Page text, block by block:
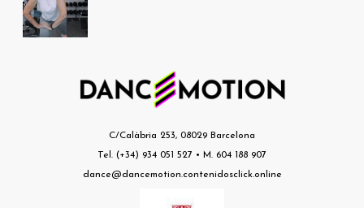
C/Calàbria 253, 08029 Barcelona
Tel. (+34) 934 051 527 • M. 604 188 907
dance@dancemotion.contenidosclick.online